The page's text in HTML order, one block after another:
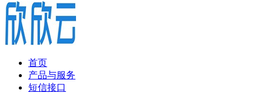
首页
产品与服务
短信接口